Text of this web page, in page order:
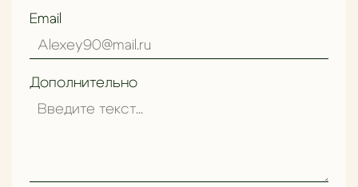
Email
Дополнительно